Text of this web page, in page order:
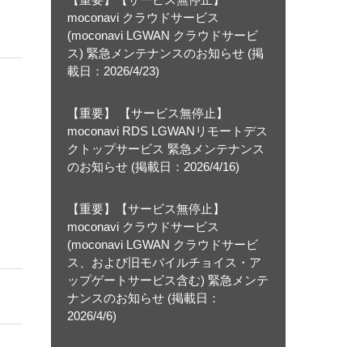
moconavi クラウドサービス
(moconavi LGWAN クラウドサービ
ス) 緊急メンテナンスのお知らせ (掲
載日：2026/4/23)
【重要】 【サービス無停止】
moconavi RDS LGWANリモートデス
クトップサービス 緊急メンテナンス
のお知らせ (掲載日：2026/4/16)
【重要】【サービス無停止】
moconavi クラウドサービス
(moconavi LGWAN クラウドサービ
ス、および旧モバイルチョイス・ア
ップゲートサービス含む) 緊急メンテ
ナンスのお知らせ (掲載日：
2026/4/6)